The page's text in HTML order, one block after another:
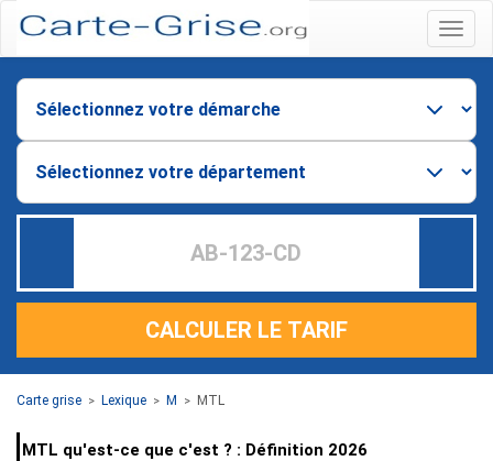
Menu
CALCULER LE TARIF
Carte grise > Lexique > M > MTL
MTL qu'est-ce que c'est ? : Définition 2026